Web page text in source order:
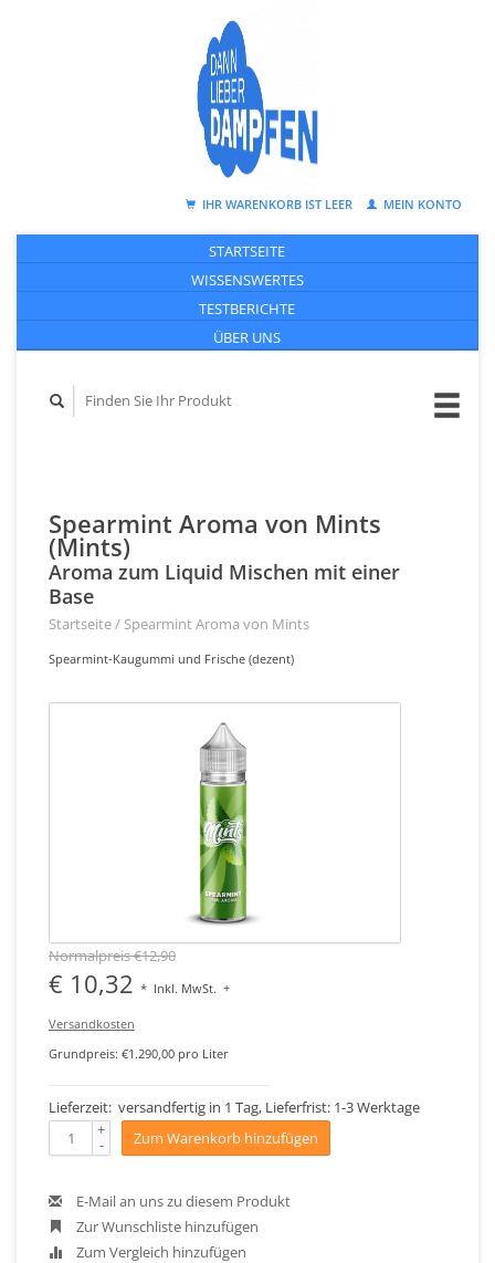
IHR WARENKORB IST LEER MEIN KONTO
STARTSEITE
WISSENSWERTES
TESTBERICHTE
ÜBER UNS
Spearmint Aroma von Mints
(Mints)
Aroma zum Liquid Mischen mit einer
Base
Startseite/ Spearmint Aroma von Mints
Spearmint-Kaugummi und Frische (dezent)
Normalpreis €12,90
€ 10,32 * Inkl. MwSt. +
Versandkosten
Grundpreis: €1.290,00 pro Liter
Lieferzeit: versandfertig in 1 Tag, Lieferfrist: 1-3 Werktage
+
- Zum Warenkorb hinzufügen
E-Mail an uns zu diesem Produkt
Zur Wunschliste hinzufügen
Zum Vergleich hinzufügen